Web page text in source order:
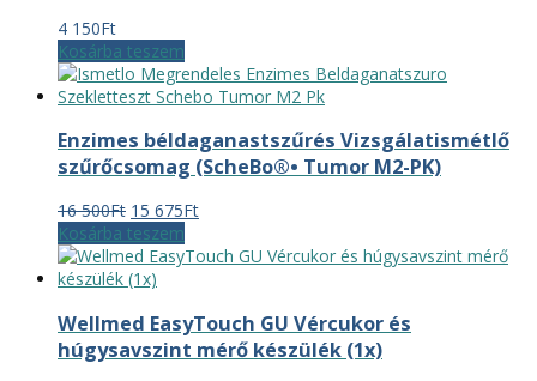
4 150Ft
Kosárba teszem
Enzimes béldaganastszűrés Vizsgálatismétlő
szűrőcsomag (ScheBo®• Tumor M2-PK)
16 500Ft Original
price
was:
16
15 675FtCurrent
is:
Kosárba teszem
Wellmed EasyTouch GU Vércukor és
húgysavszint mérő készülék (1x)